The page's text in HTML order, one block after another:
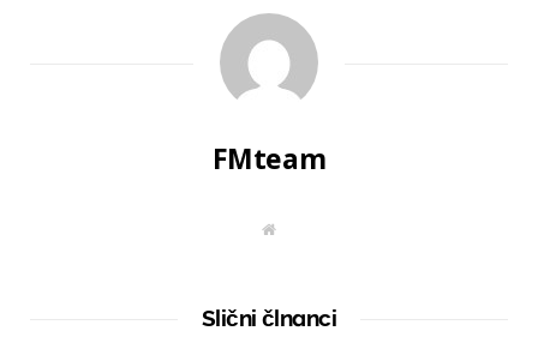
FMteam
W
t
Slični člnanci